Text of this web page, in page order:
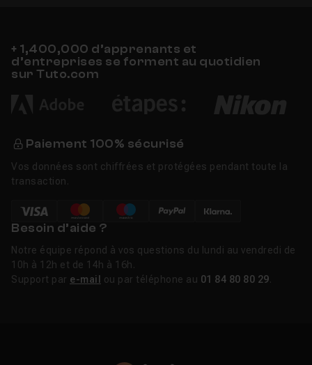
+ 1,400,000 d’apprenants et
d’entreprises se forment au quotidien
sur Tuto.com
Paiement 100% sécurisé
Vos données sont chiffrées et protégées pendant toute la
transaction.
Besoin d’aide ?
Notre équipe répond à vos questions du lundi au vendredi de
10h à 12h et de 14h à 16h.
Support par e-mail ou par téléphone au 01 84 80 80 29